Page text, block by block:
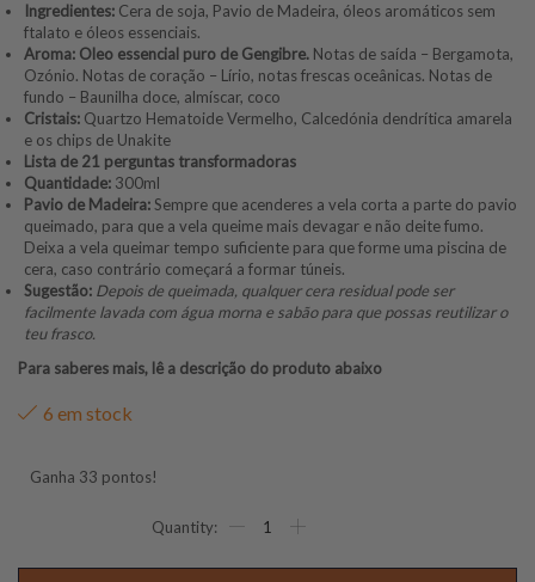
Ingredientes: Cera de soja, Pavio de Madeira, óleos aromáticos sem
ftalato e óleos essenciais.
Aroma: Oleo essencial puro de Gengibre. Notas de saída – Bergamota,
Ozónio. Notas de coração – Lírio, notasfrescas oceânicas. Notas de
fundo – Baunilha doce, almíscar, coco
Cristais: Quartzo Hematoide Vermelho, Calcedónia dendrítica amarela
e os chips de Unakite
Lista de 21 perguntas transformadoras
Quantidade: 300ml
Pavio de Madeira:Sempre que acenderes a vela corta a parte do pavio
queimado, para que a vela queime mais devagar e não deite fumo.
Deixa a vela queimar tempo suficiente para que forme uma piscina de
cera, caso contrário começará a formar túneis.
Sugestão: Depois de queimada, qualquer cera residual pode ser
facilmente lavada com água morna e sabão para que possas reutilizar o
teu frasco.
Para saberes mais, lê a descrição do produto abaixo
6 em stock
Ganha 33 pontos!